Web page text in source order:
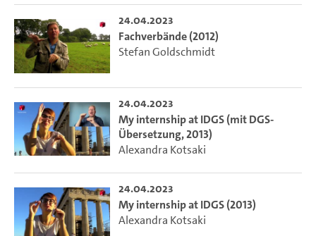
24.04.2023
Fachverbände (2012)
Stefan Goldschmidt
24.04.2023
My internship at IDGS (mit DGS-
Übersetzung, 2013)
Alexandra Kotsaki
24.04.2023
My internship at IDGS (2013)
Alexandra Kotsaki